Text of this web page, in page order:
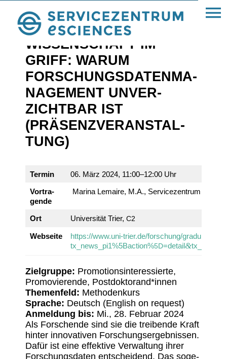
« Alle Beiträge
WISSEN­SCHAFT IM
GRIFF: WARUM
FORSCHUNGS­DA­TEN­MA­
NAGE­MENT UNVER­
ZICHTBAR IST
(PRÄSENZ­VER­AN­STAL­
TUNG)
Termin
06. März 2024, 11:00–12:00 Uhr
Vortra­
gende
Marina Lemaire, M.A., Service­zen­trum
Ort Univer­sität Trier, C2
Webseite
https://www.uni-trier.de/forschung/
tx_news_pi1%5Baction%5D=detail&
Ziel­gruppe: Promo­ti­ons­in­ter­es­sierte,
Promo­vie­rende, Postdoktorand*innen
Themen­feld: Metho­den­kurs
Sprache: Deutsch (English on request)
Anmel­dung bis: Mi., 28. Februar 2024
Als Forschende sind sie die trei­bende Kraft
hinter inno­va­tiven Forschungs­er­geb­nissen.
Dafür ist eine effek­tive Verwal­tung ihrer
Forschungs­daten entschei­dend. Das soge­